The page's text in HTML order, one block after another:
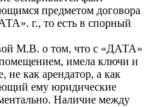
предметом договора
г., то есть в спорный
М.В. о том, что с «ДАТА»
имела ключи и
как арендатор, а как
ему юридические
Наличие между